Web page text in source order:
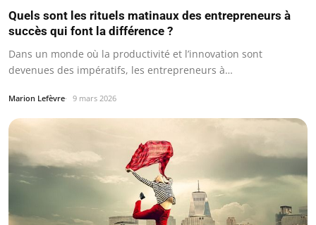
Quels sont les rituels matinaux des entrepreneurs à
succès qui font la différence ?
Dans un monde où la productivité et l’innovation sont
devenues des impératifs, les entrepreneurs à…
Marion Lefèvre 9 mars 2026